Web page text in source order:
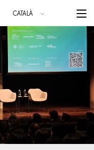
Menu
CATALÀ
ESPAÑOL